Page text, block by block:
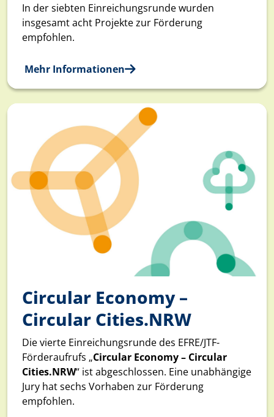
In der siebten Einreichungsrunde wurden
insgesamt acht Projekte zur Förderung
empfohlen.
Mehr Informationen
Circular Economy –
Circular Cities.NRW
Die vierte Einreichungsrunde des EFRE/JTF-
Förderaufrufs „Circular Economy – Circular
Cities.NRW“ ist abgeschlossen. Eine unabhängige
Jury hat sechs Vorhaben zur Förderung
empfohlen.